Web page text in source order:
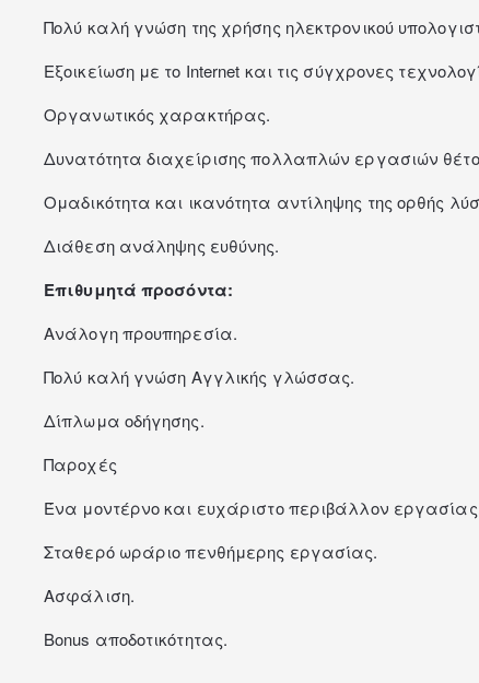
Πολύ καλή γνώση της χρήσης ηλεκτρονικού
Εξοικείωση με το Internet και τις σύγχρονες
Οργανωτικός χαρακτήρας.
Δυνατότητα διαχείρισης πολλαπλών εργασιών
Ομαδικότητα και ικανότητα αντίληψης της ορθής
Διάθεση ανάληψης ευθύνης.
Επιθυμητά προσόντα:
Ανάλογη προυπηρεσία.
Πολύ καλή γνώση Αγγλικής γλώσσας.
Δίπλωμα οδήγησης.
Παροχές
Ένα μοντέρνο και ευχάριστο περιβάλλον
Σταθερό ωράριο πενθήμερης εργασίας.
Ασφάλιση.
Bonus αποδοτικότητας.